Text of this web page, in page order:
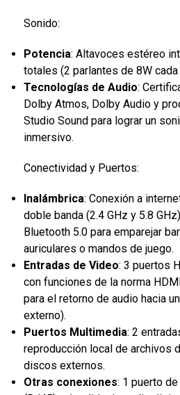
Sonido:
Potencia: Altavoces estéreo
totales (2 parlantes de 8W cada
Tecnologías de Audio:
Dolby Atmos, Dolby Audio y
Studio Sound para lograr un
inmersivo.
Conectividad y Puertos:
Inalámbrica: Conexión a
doble banda (2.4 GHz y 5.8
Bluetooth 5.0 para emparejar
auriculares o mandos de juego.
Entradas de Video: 3 puertos
con funciones de la norma
para el retorno de audio hacia
externo).
Puertos Multimedia: 2
reproducción local de archivos
discos externos.
Otras conexiones: 1 puerto